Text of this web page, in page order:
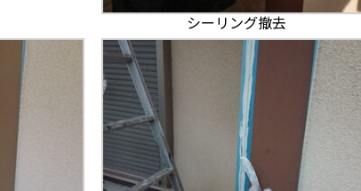
シーリング撤去